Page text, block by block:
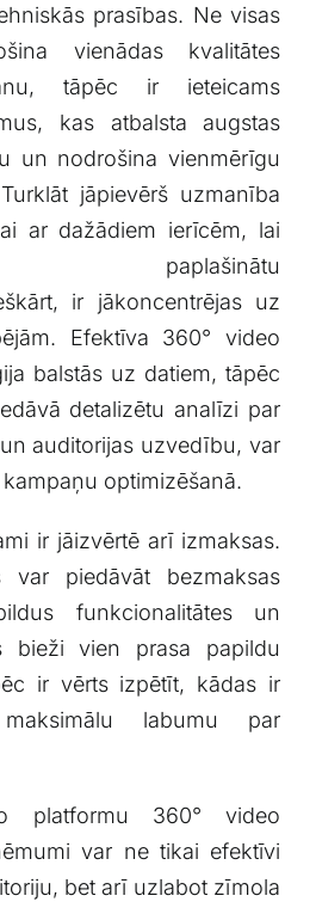
prasības. Ne visas
vienādas⁢ kvalitātes
tāpēc ir ieteicams
kas atbalsta augstas
un ⁤nodrošina vienmērīgu
jāpievērš uzmanība
ar dažādiem ierīcēm, lai
paplašinātu
⁢ir jākoncentrējas uz
Efektīva 360°​ video
balstās uz datiem, tāpēc
detalizētu analīzi par
auditorijas uzvedību, var
optimizēšanā.
ir jāizvērtē​ arī izmaksas.
var piedāvāt bezmaksas
funkcionalitātes un
bieži vien prasa papildu
ir vērts izpētīt, kādas ir
⁣labumu par
platformu 360° video
var ne tikai ⁣efektīvi
bet arī uzlabot zīmola